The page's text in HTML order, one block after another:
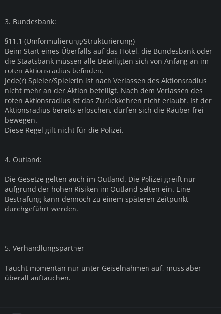
3. Bundesbank:
§11.1 (Umformulierung/Strukturierung)
Beim Start eines Überfalls auf das Hotel, die Bundesbank oder
die Staatsbank müssen alle Beteiligten sich von Anfang an im
roten Aktionsradius befinden.
Jede(r) Spieler/Spielerin ist nach Verlassen des Aktionsradius
nicht mehr an der Aktion beteiligt. Nach dem Verlassen des
roten Aktionsradius ist das Zurückkehren nicht erlaubt. Ist der
Aktionsradius bereits erloschen, dürfen sich die Räuber frei
bewegen.
Diese Regel gilt nicht für die Polizei.
4. Outland:
Die Gesetze gelten auch im Outland. Die Polizei greift nur
aufgrund der hohen Risiken im Outland selten ein. Eine
Bestrafung kann dennoch zu einem späteren Zeitpunkt
durchgeführt werden.
5. Verhandlungspartner
Taucht momentan nur unter Geiselnahmen auf, muss aber
überall auftauchen.